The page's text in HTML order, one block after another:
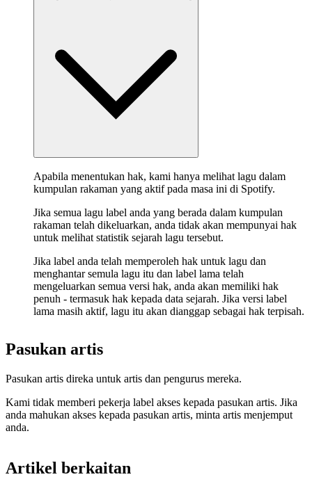
Apabila menentukan hak, kami hanya melihat lagu dalam
kumpulan rakaman yang aktif pada masa ini di Spotify.
Jika semua lagu label anda yang berada dalam kumpulan
rakaman telah dikeluarkan, anda tidak akan mempunyai hak
untuk melihat statistik sejarah lagu tersebut.
Jika label anda telah memperoleh hak untuk lagu dan
menghantar semula lagu itu dan label lama telah
mengeluarkan semua versi hak, anda akan memiliki hak
penuh - termasuk hak kepada data sejarah. Jika versi label
lama masih aktif, lagu itu akan dianggap sebagai hak terpisah.
Pasukan artis
Pasukan artis direka untuk artis dan pengurus mereka.
Kami tidak memberi pekerja label akses kepada pasukan artis. Jika
anda mahukan akses kepada pasukan artis, minta artis menjemput
anda.
Artikel berkaitan